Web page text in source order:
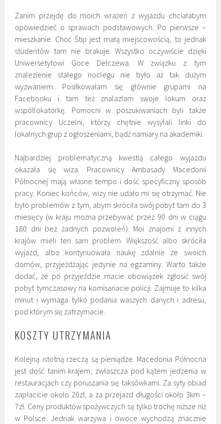
Zanim przejdę do moich wrażeń z wyjazdu chciałabym
opowiedzieć o sprawach podstawowych. Po pierwsze –
mieszkanie. Choć Štip jest małą miejscowością, to jednak
studentów tam nie brakuje. Wszystko oczywiście dzięki
Uniwersetytowi Goce Dełczewa. W związku z tym
znalezienie stałego noclegu nie było aż tak dużym
wyzwaniem. Posiłkowałam się głównie grupami na
Facebooku i tam też znalazłam swoje lokum oraz
współlokatorkę. Pomocni w poszukiwaniach byli także
pracownicy Uczelni, którzy chętnie wysyłali linki do
lokalnych grup z ogłoszeniami, bądź namiary na akademiki.
Najbardziej problematyczną kwestią całego wyjazdu
okazała się wiza. Pracownicy Ambasady Macedonii
Północnej mają własne tempo i dość specyficzny sposób
pracy. Koniec końców, wizy nie udało mi się otrzymać. Nie
było problemów z tym, abym skróciła swój pobyt tam do 3
miesięcy (w kraju można przebywać przez 90 dni w ciągu
180 dni bez żadnych pozwoleń). Moi znajomi z innych
krajów mieli ten sam problem. Większość albo skróciła
wyjazd, albo kontynuowała naukę zdalnie ze swoich
domów, przyjeżdżając jedynie na egzaminy. Warto także
dodać, że po przyjeździe macie obowiązek zgłosić swój
pobyt tymczasowy na komisariacie policji. Zajmuje to kilka
minut i wymaga tylko podania waszych danych i adresu,
pod którym się zatrzymacie.
KOSZTY UTRZYMANIA
Kolejną istotną rzeczą są pieniądze. Macedonia Północna
jest dość tanim krajem, zwłaszcza pod kątem jedzenia w
restauracjach czy poruszania się taksówkami. Za syty obiad
zapłacicie około 20zł, a za przejazd długości około 3km –
7zł. Ceny produktów spożywczych są tylko trochę niższe niż
w Polsce. Jednak warzywa i owoce wychodzą znacznie